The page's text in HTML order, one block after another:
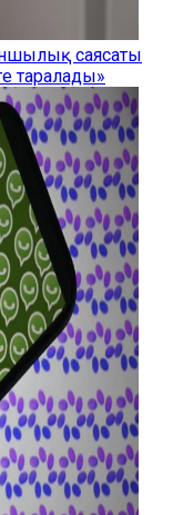
саясаты
таралады»